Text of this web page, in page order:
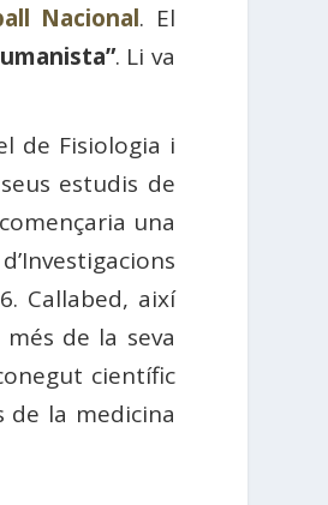
Nacional. El
. Li va
de Fisiologia i
estudis de
una
Callabed, així
de la seva
científic
de la medicina